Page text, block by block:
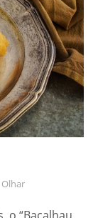
Olhar